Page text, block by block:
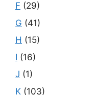
F (29)
G (41)
H (15)
I (16)
J (1)
K (103)